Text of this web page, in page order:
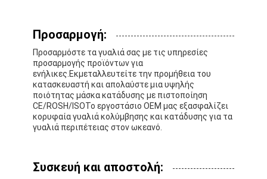
Προσαρμογή:
Προσαρμόστε τα γυαλιά σας με τις υπηρεσίες
προσαρμογής προϊόντων για
ενήλικες.Εκμεταλλευτείτε την προμήθεια του
κατασκευαστή και απολαύστε μια υψηλής
ποιότητας μάσκα κατάδυσης με πιστοποίηση
CE/ROSH/ISOΤο εργοστάσιο OEM μας εξασφαλίζει
κορυφαία γυαλιά κολύμβησης και κατάδυσης για τα
γυαλιά περιπέτειας στον ωκεανό.
Συσκευή και αποστολή: